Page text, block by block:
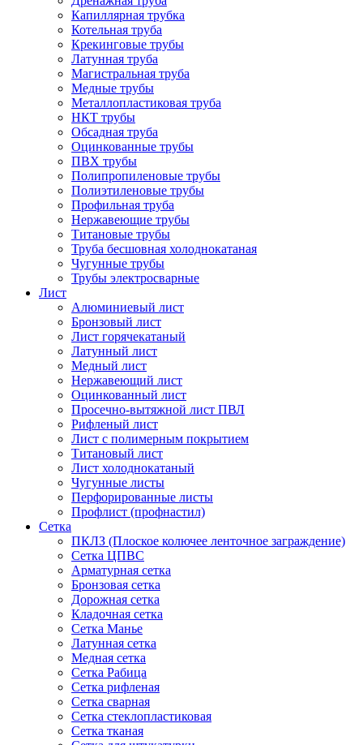
Капиллярная трубка
Котельная труба
Крекинговые трубы
Латунная труба
Магистральная труба
Медные трубы
Металлопластиковая труба
НКТ трубы
Обсадная труба
Оцинкованные трубы
ПВХ трубы
Полипропиленовые трубы
Полиэтиленовые трубы
Профильная труба
Нержавеющие трубы
Титановые трубы
Труба бесшовная холоднокатаная
Чугунные трубы
Трубы электросварные
Лист
Алюминиевый лист
Бронзовый лист
Лист горячекатаный
Латунный лист
Медный лист
Нержавеющий лист
Оцинкованный лист
Просечно-вытяжной лист ПВЛ
Рифленый лист
Лист с полимерным покрытием
Титановый лист
Лист холоднокатаный
Чугунные листы
Перфорированные листы
Профлист (профнастил)
Сетка
ПКЛЗ (Плоское колючее ленточное заграждение)
Сетка ЦПВС
Арматурная сетка
Бронзовая сетка
Дорожная сетка
Кладочная сетка
Сетка Манье
Латунная сетка
Медная сетка
Сетка Рабица
Сетка рифленая
Сетка сварная
Сетка стеклопластиковая
Сетка тканая